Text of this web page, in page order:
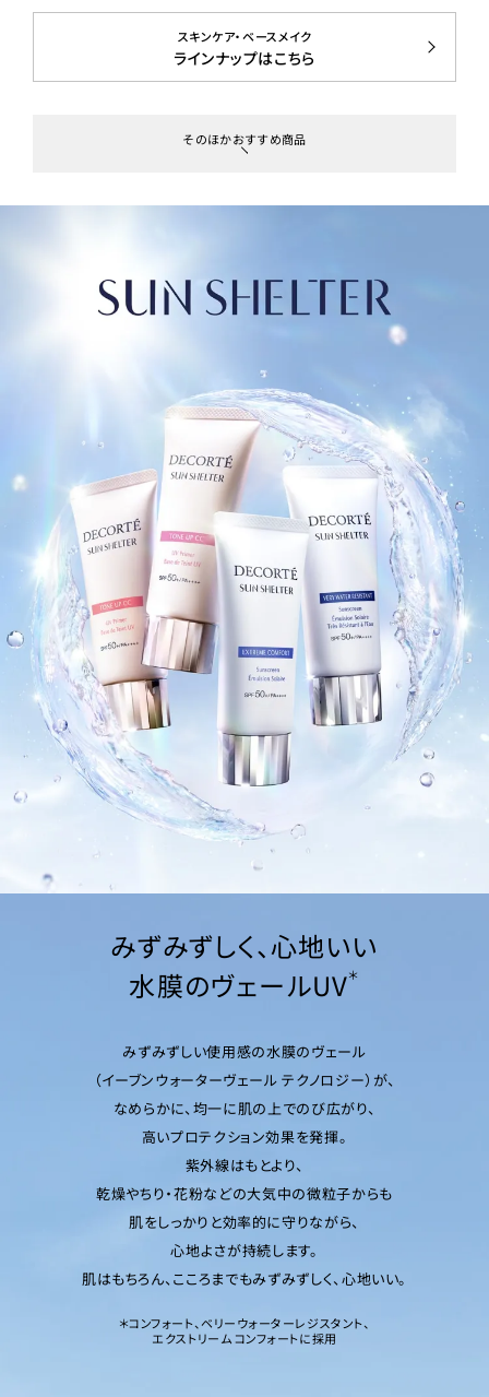
スキンケア・ベースメイク
ラインナップはこちら
そのほかおすすめ商品
みずみずしく、心地いい
水膜のヴェールUV＊
みずみずしい使用感の水膜のヴェール
（イーブンウォーターヴェール テクノロジー）が、
なめらかに、均一に肌の上でのび広がり、
高いプロテクション効果を発揮。
紫外線はもとより、
乾燥やちり・花粉などの大気中の微粒子からも
肌をしっかりと効率的に守りながら、
心地よさが持続します。
肌はもちろん、こころまでもみずみずしく、心地いい。
＊コンフォート、ベリーウォーターレジスタント、
エクストリーム コンフォートに採用